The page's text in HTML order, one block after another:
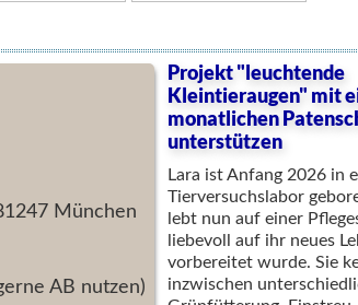
München
AB nutzen)
Projekt "leuchtende
Kleintieraugen" mit
monatlichen
unterstützen
Lara ist Anfang 2026 in
Tierversuchslabor
lebt nun auf einer
liebevoll auf ihr neues
vorbereitet wurde. Sie
inzwischen